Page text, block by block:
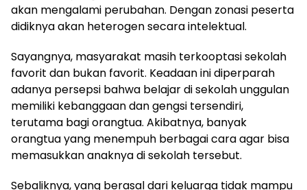
akan mengalami perubahan. Dengan zonasi peserta
didiknya akan heterogen secara intelektual.
Sayangnya, masyarakat masih terkooptasi sekolah
favorit dan bukan favorit. Keadaan ini diperparah
adanya persepsi bahwa belajar di sekolah unggulan
memiliki kebanggaan dan gengsi tersendiri,
terutama bagi orangtua. Akibatnya, banyak
orangtua yang menempuh berbagai cara agar bisa
memasukkan anaknya di sekolah tersebut.
Sebaliknya, yang berasal dari keluarga tidak mampu